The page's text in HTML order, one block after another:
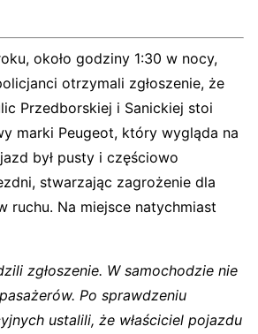
około godziny 1:30 w nocy,
otrzymali zgłoszenie, że
Przedborskiej i Sanickiej stoi
marki Peugeot, który wygląda na
był pusty i częściowo
stwarzając zagrożenie dla
ruchu. Na miejsce natychmiast
zgłoszenie. W samochodzie nie
Po sprawdzeniu
ustalili, że właściciel pojazdu